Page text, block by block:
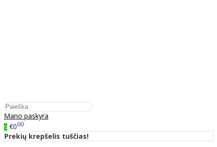
Mano paskyra
0 €000
Prekių krepšelis tuščias!